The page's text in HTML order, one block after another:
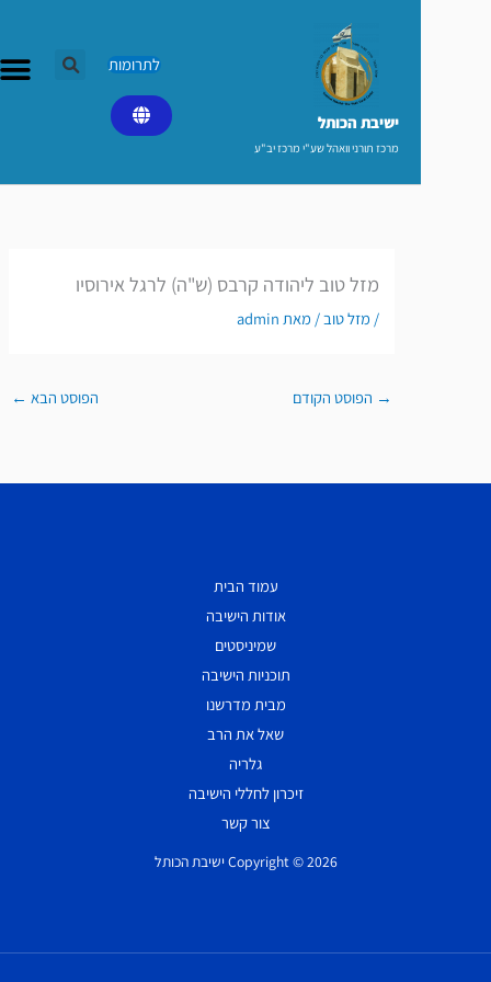
ישיבת הכותל​
מרכז תורני וואהל שע"י מרכז יב"ע
לתרומות
מזל טוב ליהודה קרבס (ש"ה) לרגל אירוסיו
מזל טוב/ מאת admin
הפוסט הקודם הפוסט הבא←
עמוד הבית
אודות הישיבה
שמיניסטים
תוכניות הישיבה
מבית מדרשנו
שאל את הרב
זיכרון לחללי הישיבה
צור קשר
Copyright © 2026 ישיבת הכותל